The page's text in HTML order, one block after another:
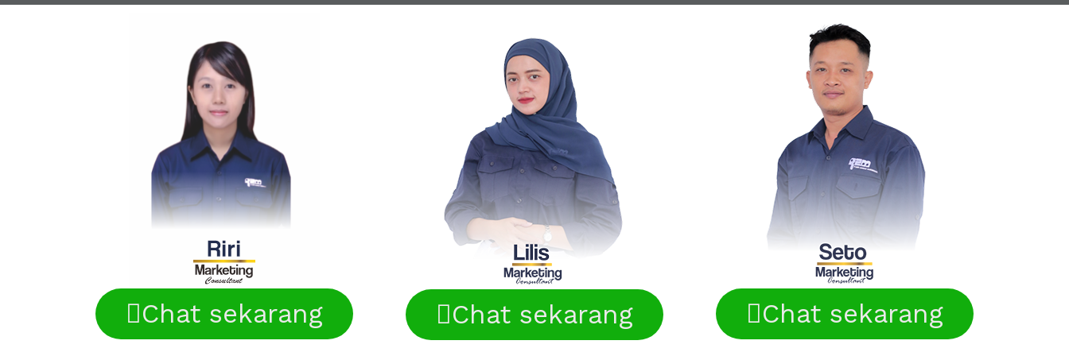
Chat sekarang Chat sekarang Chat sekarang